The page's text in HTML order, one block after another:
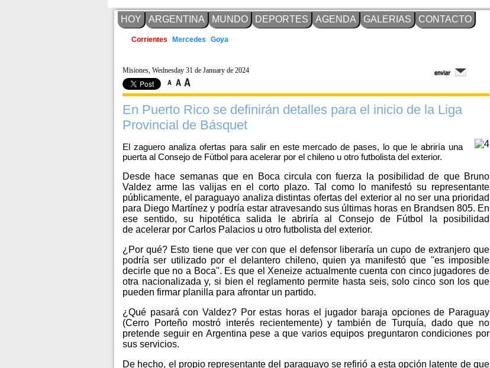
HOY ARGENTINA MUNDO DEPORTES AGENDA GALERIAS CONTACTO
Corrientes Mercedes Goya
Misiones, Wednesday 31 de January de 2024
En Puerto Rico se definirán detalles para el inicio de la Liga
Provincial de Básquet
El zaguero analiza ofertas para salir en este mercado de pases, lo que le abriría una
puerta al Consejo de Fútbol para acelerar por el chileno u otro futbolista del exterior.
Desde hace semanas que en Boca circula con fuerza la posibilidad de que Bruno
Valdez arme las valijas en el corto plazo. Tal como lo manifestó su representante
públicamente, el paraguayo analiza distintas ofertas del exterior al no ser una prioridad
para Diego Martínez y podría estar atravesando sus últimas horas en Brandsen 805. En
ese sentido, su hipotética salida le abriría al Consejo de Fútbol la posibilidad
de acelerar por Carlos Palacios u otro futbolista del exterior.
¿Por qué? Esto tiene que ver con que el defensor liberaría un cupo de extranjero que
podría ser utilizado por el delantero chileno, quien ya manifestó que "es imposible
decirle que no a Boca". Es que el Xeneize actualmente cuenta con cinco jugadores de
otra nacionalizada y, si bien el reglamento permite hasta seis, solo cinco son los que
pueden firmar planilla para afrontar un partido.
¿Qué pasará con Valdez? Por estas horas el jugador baraja opciones de Paraguay
(Cerro Porteño mostró interés recientemente) y también de Turquía, dado que no
pretende seguir en Argentina pese a que varios equipos preguntaron condiciones por
sus servicios.
De hecho, el propio representante del paraguayo se refirió a esta opción latente de que